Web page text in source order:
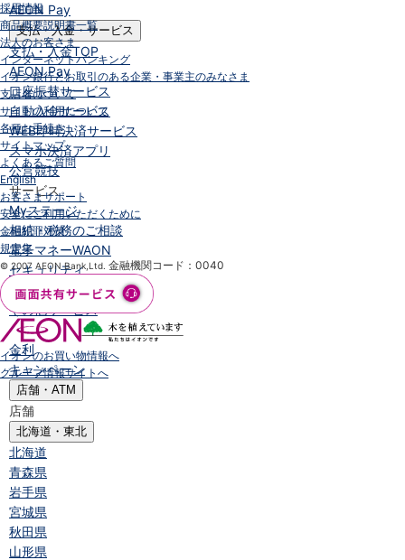
AEON Pay
支払・入金・サービス
支払・入金TOP
AEON Pay
口座振替サービス
自動入金サービス
WEB即時決済サービス
スマホ決済アプリ
公営競技
サービス
Myステージ
相続・税務のご相談
電子マネーWAON
セキュリティ
インボイス
その他サービス
手数料
金利
キャンペーン
店舗・ATM
店舗
北海道・東北
北海道
青森県
岩手県
宮城県
秋田県
山形県
採用情報
商品概要説明書一覧
法人のお客さま
インターネットバンキング
イオン銀行とお取引のある企業・事業主のみなさま
支店名について
サイトの利用について
各種お手続き
サイトマップ
よくあるご質問
English
お客さまサポート
安全にご利用いただくために
金融犯罪対策
規定集
© 2007 AEON Bank,Ltd. 金融機関コード：0040
イオンのお買い物情報へ
グループ情報サイトへ